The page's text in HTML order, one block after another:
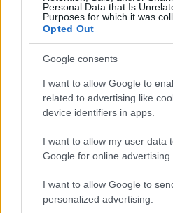
Personal Data that Is
Purposes for which it was
Opted Out
Google consents
I want to allow Google to
related to advertising like
device identifiers in apps.
I want to allow my user data
Google for online advertising
I want to allow Google to
personalized advertising.
UnmuteLoaded:
0%